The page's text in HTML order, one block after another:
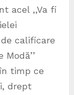
acel ,,Va fi
calificare
timp ce
drept